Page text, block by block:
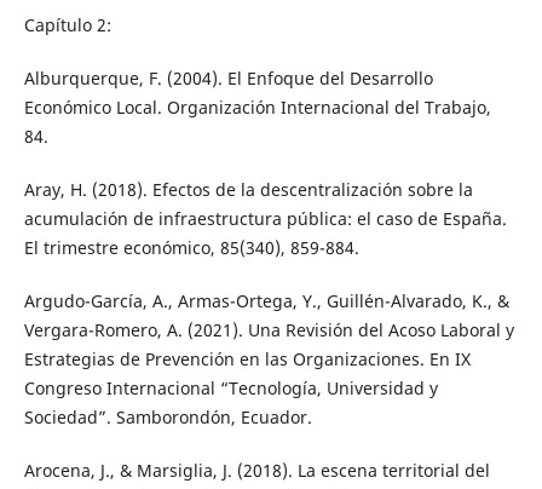
Capítulo 2:
Alburquerque, F. (2004). El Enfoque del Desarrollo
Económico Local. Organización Internacional del Trabajo,
84.
Aray, H. (2018). Efectos de la descentralización sobre la
acumulación de infraestructura pública: el caso de España.
El trimestre económico, 85(340), 859-884.
Argudo-García, A., Armas-Ortega, Y., Guillén-Alvarado, K., &
Vergara-Romero, A. (2021). Una Revisión del Acoso Laboral y
Estrategias de Prevención en las Organizaciones. En IX
Congreso Internacional “Tecnología, Universidad y
Sociedad”. Samborondón, Ecuador.
Arocena, J., & Marsiglia, J. (2018). La escena territorial del